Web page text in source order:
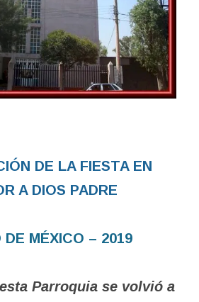
DE LA FIESTA EN
A DIOS PADRE
DE MÉXICO – 2019
Parroquia se volvió a